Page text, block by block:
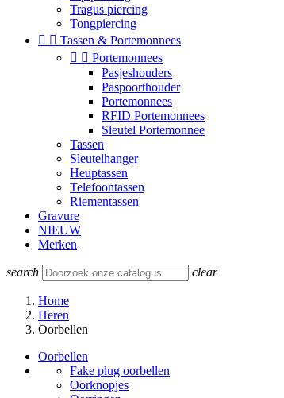
Tragus piercing
Tongpiercing
  Tassen & Portemonnees
  Portemonnees
Pasjeshouders
Paspoorthouder
Portemonnees
RFID Portemonnees
Sleutel Portemonnee
Tassen
Sleutelhanger
Heuptassen
Telefoontassen
Riementassen
Gravure
NIEUW
Merken
search clear
Home
Heren
Oorbellen
Oorbellen
Fake plug oorbellen
Oorknopjes